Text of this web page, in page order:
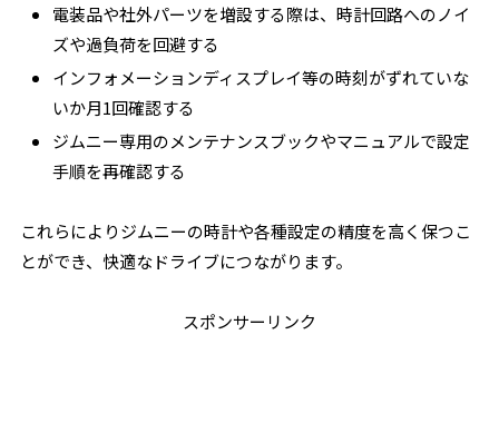
電装品や社外パーツを増設する際は、時計回路へのノイ
ズや過負荷を回避する
インフォメーションディスプレイ等の時刻がずれていな
いか月1回確認する
ジムニー専用のメンテナンスブックやマニュアルで設定
手順を再確認する
これらによりジムニーの時計や各種設定の精度を高く保つこ
とができ、快適なドライブにつながります。
スポンサーリンク